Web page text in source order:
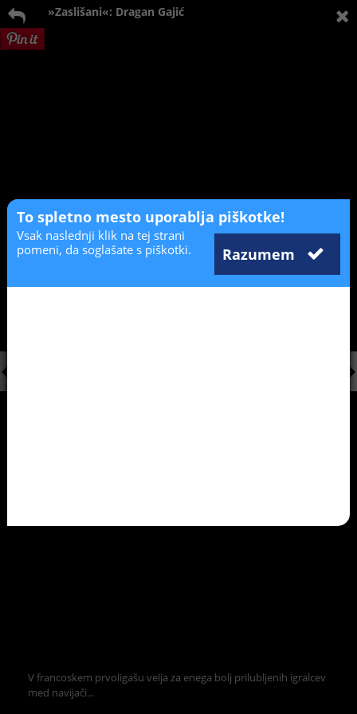
»Zaslišani«: Dragan Gajić
V francoskem prvoligašu velja za enega bolj prilubljenih igralcev
med navijači...
To spletno mesto uporablja piškotke!
Razumem
Vsak naslednji klik na tej strani
pomeni, da soglašate s piškotki.